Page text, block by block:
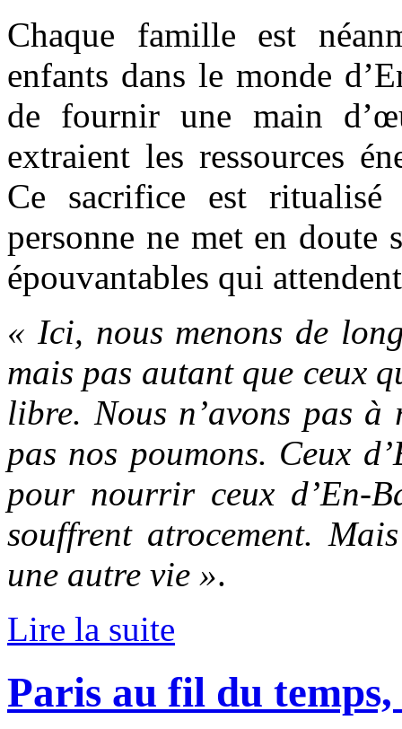
Chaque famille est
enfants dans le monde
de fournir une main
extraient les ressources
Ce sacrifice est ritualisé
personne ne met en
épouvantables qui
« Ici, nous menons de
mais pas autant que ceux
libre. Nous n’avons pas
pas nos poumons. Ceux
pour nourrir ceux d’En-
souffrent atrocement.
une autre vie ».
Lire la suite
Paris au fil du